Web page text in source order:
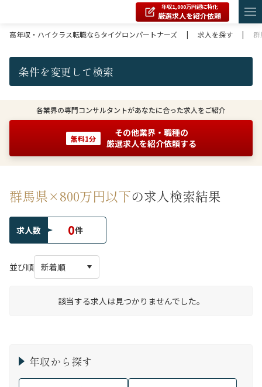
年収1,000万円超に特化
厳選求人を紹介依頼
高年収・ハイクラス転職ならタイグロンパートナーズ
| 求人を探す |
条件を変更して検索
各業界の専門コンサルタントがあなたに合った求人をご紹介
無料1分
その他業界・職種の
厳選求人を紹介依頼する
群馬県×800万円以下の求人検索結果
求人数 0件
並び順
該当する求人は見つかりませんでした。
年収から探す